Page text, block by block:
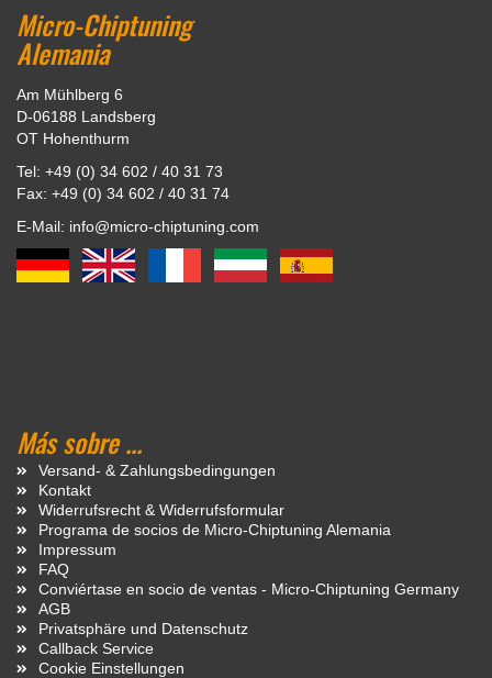
Micro-Chiptuning
Alemania
Am Mühlberg 6
D-06188 Landsberg
OT Hohenthurm
Tel: +49 (0) 34 602 / 40 31 73
Fax: +49 (0) 34 602 / 40 31 74
E-Mail: info@micro-chiptuning.com
Más sobre ...
Versand- & Zahlungsbedingungen
Kontakt
Widerrufsrecht & Widerrufsformular
Programa de socios de Micro-Chiptuning Alemania
Impressum
FAQ
Conviértase en socio de ventas - Micro-Chiptuning Germany
AGB
Privatsphäre und Datenschutz
Callback Service
Cookie Einstellungen